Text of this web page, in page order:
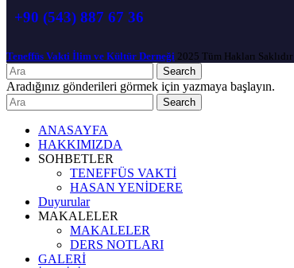
+90 (543) 887 67 36
Teneffüs Vakti İlim ve Kültür Derneği 2025 Tüm Hakları Saklıdır
Search
Aradığınız gönderileri görmek için yazmaya başlayın.
Search
ANASAYFA
HAKKIMIZDA
SOHBETLER
TENEFFÜS VAKTİ
HASAN YENİDERE
Duyurular
MAKALELER
MAKALELER
DERS NOTLARI
GALERİ